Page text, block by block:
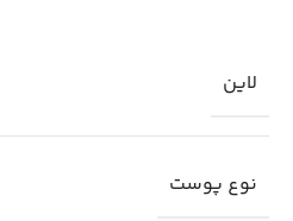
لاین
نوع پوست